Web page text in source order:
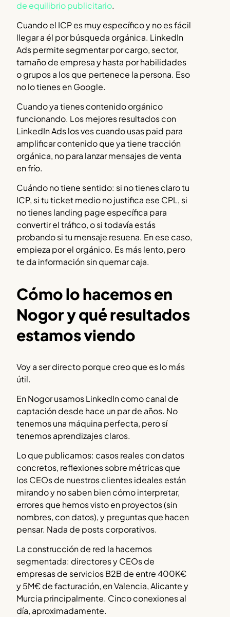
de equilibrio publicitario.
Cuando el ICP es muy específico y no es fácil
llegar a él por búsqueda orgánica. LinkedIn
Ads permite segmentar por cargo, sector,
tamaño de empresa y hasta por habilidades
o grupos a los que pertenece la persona. Eso
no lo tienes en Google.
Cuando ya tienes contenido orgánico
funcionando. Los mejores resultados con
LinkedIn Ads los ves cuando usas paid para
amplificar contenido que ya tiene tracción
orgánica, no para lanzar mensajes de venta
en frío.
Cuándo no tiene sentido: si no tienes claro tu
ICP, si tu ticket medio no justifica ese CPL, si
no tienes landing page específica para
convertir el tráfico, o si todavía estás
probando si tu mensaje resuena. En ese caso,
empieza por el orgánico. Es más lento, pero
te da información sin quemar caja.
Cómo lo hacemos en
Nogor y qué resultados
estamos viendo
Voy a ser directo porque creo que es lo más
útil.
En Nogor usamos LinkedIn como canal de
captación desde hace un par de años. No
tenemos una máquina perfecta, pero sí
tenemos aprendizajes claros.
Lo que publicamos: casos reales con datos
concretos, reflexiones sobre métricas que
los CEOs de nuestros clientes ideales están
mirando y no saben bien cómo interpretar,
errores que hemos visto en proyectos (sin
nombres, con datos), y preguntas que hacen
pensar. Nada de posts corporativos.
La construcción de red la hacemos
segmentada: directores y CEOs de
empresas de servicios B2B de entre 400K€
y 5M€ de facturación, en Valencia, Alicante y
Murcia principalmente. Cinco conexiones al
día, aproximadamente.